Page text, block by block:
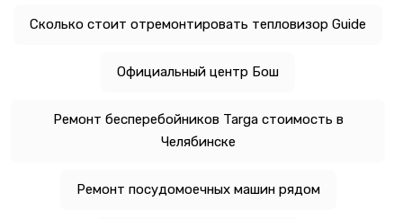
Сколько стоит отремонтировать тепловизор Guide
Официальный центр Бош
Ремонт бесперебойников Targa стоимость в
Челябинске
Ремонт посудомоечных машин рядом